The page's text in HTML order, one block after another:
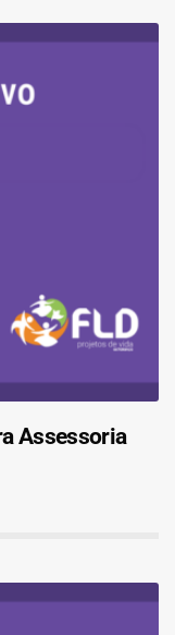
Assessoria